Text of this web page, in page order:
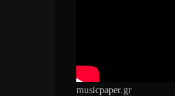
musicpaper.gr